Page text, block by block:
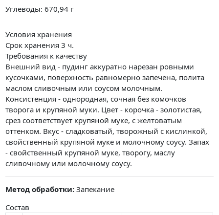
Углеводы: 670,94 г
Условия хранения
Срок хранения 3 ч.
Требования к качеству
Внешний вид - пудинг аккуратно нарезан ровными
кусочками, поверхность равномерно запечена, полита
маслом сливочным или соусом молочным.
Консистенция - однородная, сочная без комочков
творога и крупяной муки. Цвет - корочка - золотистая,
срез соответствует крупяной муке, с желтоватым
оттенком. Вкус - сладковатый, творожный с кислинкой,
свойственный крупяной муке и молочному соусу. Запах
- свойственный крупяной муке, творогу, маслу
сливочному или молочному соусу.
Метод обработки: Запекание
Состав